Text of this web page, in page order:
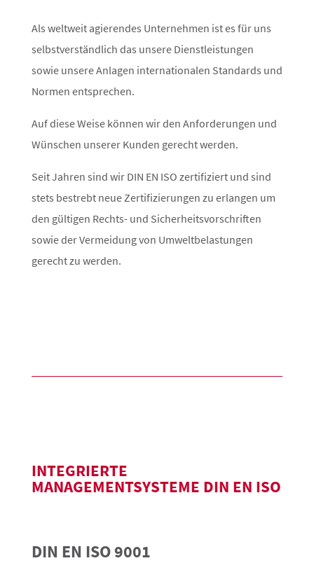
Als weltweit agierendes Unternehmen ist es für uns
selbstverständlich das unsere Dienstleistungen
sowie unsere Anlagen internationalen Standards und
Normen entsprechen.
Auf diese Weise können wir den Anforderungen und
Wünschen unserer Kunden gerecht werden.
Seit Jahren sind wir DIN EN ISO zertifiziert und sind
stets bestrebt neue Zertifizierungen zu erlangen um
den gültigen Rechts- und Sicherheitsvorschriften
sowie der Vermeidung von Umweltbelastungen
gerecht zu werden.
INTEGRIERTE
MANAGEMENTSYSTEME DIN EN ISO
DIN EN ISO 9001